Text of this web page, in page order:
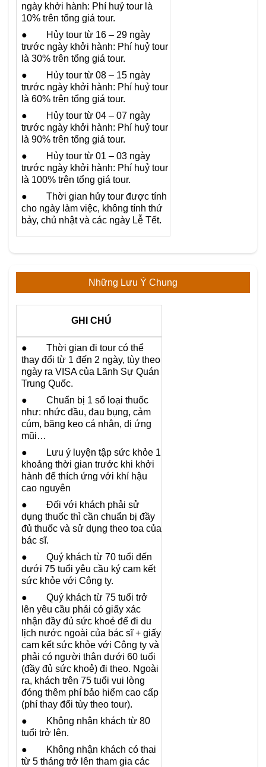
ngày khởi hành: Phí huỷ tour là
10% trên tổng giá tour.
● Hủy tour từ 16 – 29 ngày
trước ngày khởi hành: Phí huỷ tour
là 30% trên tổng giá tour.
● Hủy tour từ 08 – 15 ngày
trước ngày khởi hành: Phí huỷ tour
là 60% trên tổng giá tour.
● Hủy tour từ 04 – 07 ngày
trước ngày khởi hành: Phí huỷ tour
là 90% trên tổng giá tour.
● Hủy tour từ 01 – 03 ngày
trước ngày khởi hành: Phí huỷ tour
là 100% trên tổng giá tour.
● Thời gian hủy tour được tính
cho ngày làm việc, không tính thứ
bảy, chủ nhật và các ngày Lễ Tết.
Những Lưu Ý Chung
GHI CHÚ
● Thời gian đi tour có thể
thay đổi từ 1 đến 2 ngày, tùy theo
ngày ra VISA của Lãnh Sự Quán
Trung Quốc.
● Chuẩn bị 1 số loại thuốc
như: nhức đầu, đau bụng, cảm
cúm, băng keo cá nhân, dị ứng
mũi…
● Lưu ý luyện tập sức khỏe 1
khoảng thời gian trước khi khởi
hành để thích ứng với khí hậu
cao nguyên
● Đối với khách phải sử
dụng thuốc thì cần chuẩn bị đầy
đủ thuốc và sử dụng theo toa của
bác sĩ.
● Quý khách từ 70 tuổi đến
dưới 75 tuổi yêu cầu ký cam kết
sức khỏe với Công ty.
● Quý khách từ 75 tuổi trở
lên yêu cầu phải có giấy xác
nhận đầy đủ sức khoẻ để đi du
lịch nước ngoài của bác sĩ + giấy
cam kết sức khỏe với Công ty và
phải có người thân dưới 60 tuổi
(đầy đủ sức khoẻ) đi theo. Ngoài
ra, khách trên 75 tuổi vui lòng
đóng thêm phí bảo hiểm cao cấp
(phí thay đổi tùy theo tour).
● Không nhận khách từ 80
tuổi trở lên.
● Không nhận khách có thai
từ 5 tháng trở lên tham gia các